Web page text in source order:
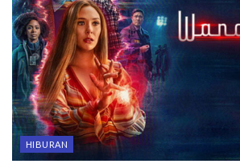
HIBURAN